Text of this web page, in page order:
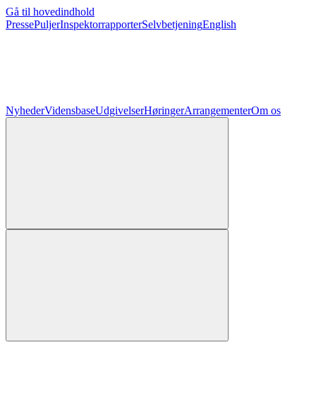
Gå til hovedindhold
PressePuljerInspektorrapporterSelvbetjeningEnglish
NyhederVidensbaseUdgivelserHøringerArrangementerOm os